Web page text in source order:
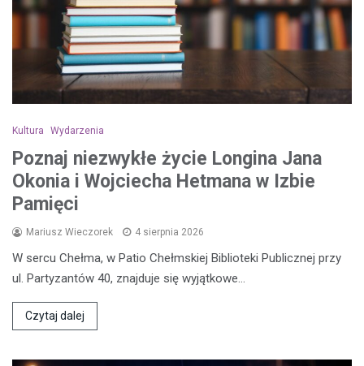
Kultura Wydarzenia
Poznaj niezwykłe życie Longina Jana
Okonia i Wojciecha Hetmana w Izbie
Pamięci
Mariusz Wieczorek 4 sierpnia 2026
W sercu Chełma, w Patio Chełmskiej Biblioteki Publicznej przy
ul. Partyzantów 40, znajduje się wyjątkowe…
Czytaj dalej